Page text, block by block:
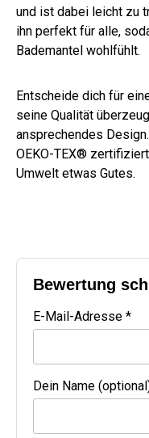
und ist dabei leicht zu
ihn perfekt für alle,
Bademantel wohlfühlt.
Entscheide dich für
seine Qualität
ansprechendes
OEKO-TEX®
Umwelt etwas Gutes.
Bewertung
E-Mail-Adresse *
Dein Name